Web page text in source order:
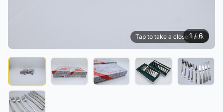
Tap to take a closer look
1 / 6